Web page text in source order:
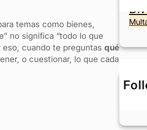
temas como bienes,
no significa “todo lo que
cuando te preguntas qué
o cuestionar, lo que cada